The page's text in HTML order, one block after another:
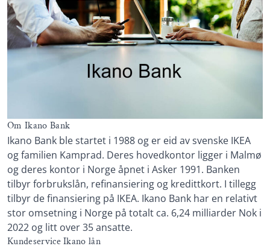
Om Ikano Bank
Ikano Bank ble startet i 1988 og er eid av svenske IKEA
og familien Kamprad. Deres hovedkontor ligger i Malmø
og deres kontor i Norge åpnet i Asker 1991. Banken
tilbyr forbrukslån, refinansiering og kredittkort. I tillegg
tilbyr de finansiering på IKEA. Ikano Bank har en relativt
stor omsetning i Norge på totalt ca. 6,24 milliarder Nok i
2022 og litt over 35 ansatte.
Kundeservice Ikano lån